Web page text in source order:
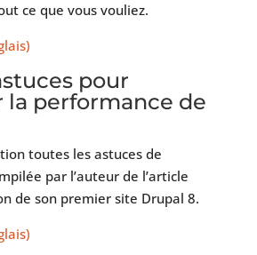
ce que vous vouliez.
pour
la performance de
toutes les astuces de
par l’auteur de l’article
de son premier site Drupal 8.